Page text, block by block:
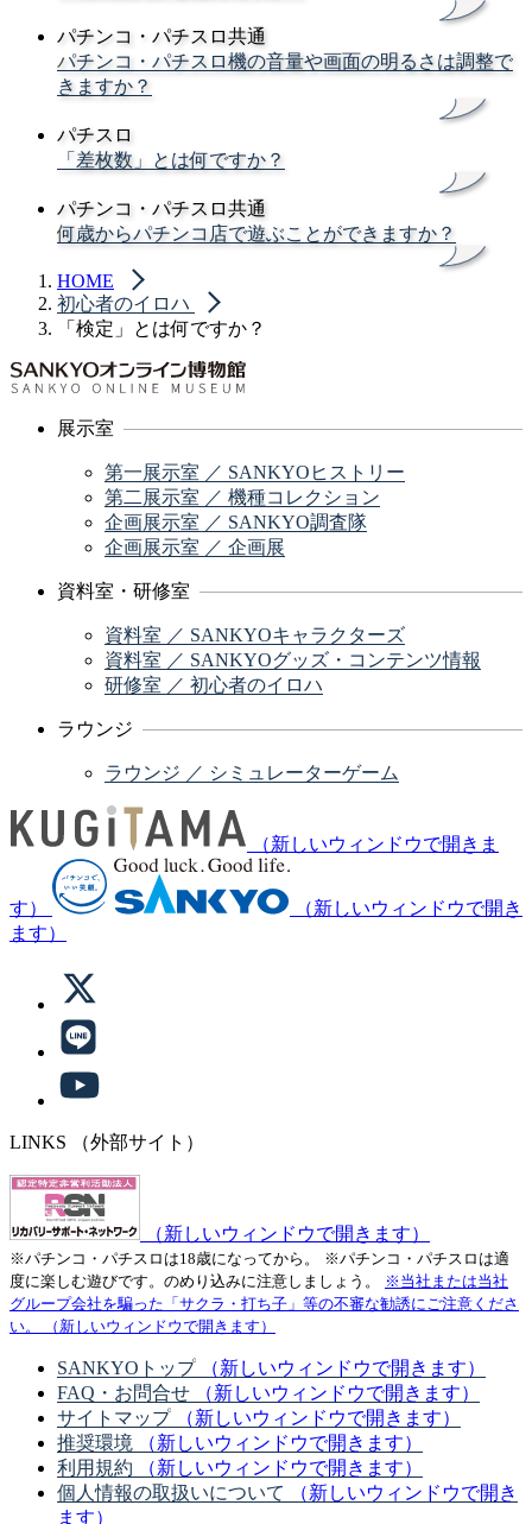
パチンコ・パチスロ共通
パチンコ・パチスロ機の音量や画面の明るさは調整で
きますか？
パチスロ
「差枚数」とは何ですか？
パチンコ・パチスロ共通
何歳からパチンコ店で遊ぶことができますか？
HOME
初心者のイロハ
「検定」とは何ですか？
展示室
第一展示室 ／ SANKYOヒストリー
第二展示室 ／ 機種コレクション
企画展示室 ／ SANKYO調査隊
企画展示室 ／ 企画展
資料室・研修室
資料室 ／ SANKYOキャラクターズ
資料室 ／ SANKYOグッズ・コンテンツ情報
研修室 ／ 初心者のイロハ
ラウンジ
ラウンジ ／ シミュレーターゲーム
（新しいウィンドウで開きま
す）
（新しいウィンドウで開き
ます）
LINKS （外部サイト）
（新しいウィンドウで開きます）
※パチンコ・パチスロは18歳になってから。
※パチンコ・パチスロは適
度に楽しむ遊びです。のめり込みに注意しましょう。
※当社または当社
グループ会社を騙った「サクラ・打ち子」等の不審な勧誘にご注意くださ
い。
（新しいウィンドウで開きます）
SANKYOトップ
（新しいウィンドウで開きます）
FAQ・お問合せ
（新しいウィンドウで開きます）
サイトマップ
（新しいウィンドウで開きます）
推奨環境
（新しいウィンドウで開きます）
利用規約
（新しいウィンドウで開きます）
個人情報の取扱いについて
（新しいウィンドウで開き
ます）